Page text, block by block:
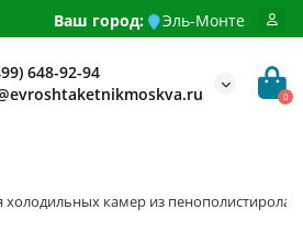
Ваш город: Эль-Монте
648-92-94
0
холодильных камер из